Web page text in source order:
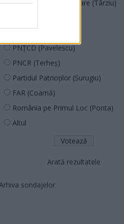
Acțiunea Conservatoare (Târziu)
PNȚCD (Pavelescu)
PNCR (Terheș)
Partidul Patrioților (Surugiu)
FAR (Coarnă)
România pe Primul Loc (Ponta)
Altul
Arată rezultatele
sondajelor